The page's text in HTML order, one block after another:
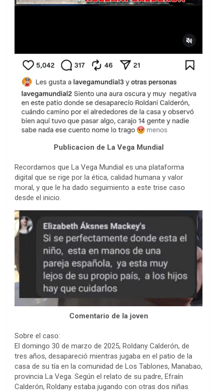
Publicacion de La Vega Mundial
Recordamos que La Vega Mundial es una plataforma
digital que se rige por la ética, calidad humana y valor
moral, y que le ha dado seguimiento a este trise caso
desde el inicio.
Comentario de la joven
Sobre el caso:
El domingo 30 de marzo de 2025, Roldany Calderón, de
tres años, desapareció mientras jugaba en el patio de la
casa de su tía en la comunidad de Los Tablones, Manabao,
provincia La Vega. Según el relato de su padre, Efraín
Calderón, Roldany estaba jugando con otras dos niñas